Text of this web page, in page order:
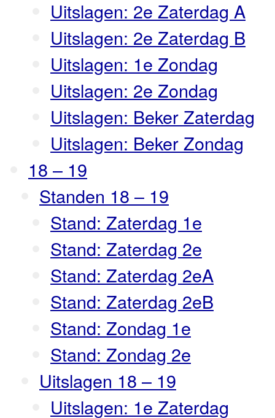
Uitslagen: 2e Zaterdag A
Uitslagen: 2e Zaterdag B
Uitslagen: 1e Zondag
Uitslagen: 2e Zondag
Uitslagen: Beker Zaterdag
Uitslagen: Beker Zondag
18 – 19
Standen 18 – 19
Stand: Zaterdag 1e
Stand: Zaterdag 2e
Stand: Zaterdag 2eA
Stand: Zaterdag 2eB
Stand: Zondag 1e
Stand: Zondag 2e
Uitslagen 18 – 19
Uitslagen: 1e Zaterdag